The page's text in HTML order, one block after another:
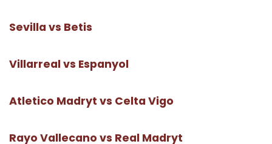
Sevilla vs Betis
Villarreal vs Espanyol
Atletico Madryt vs Celta Vigo
Rayo Vallecano vs Real Madryt